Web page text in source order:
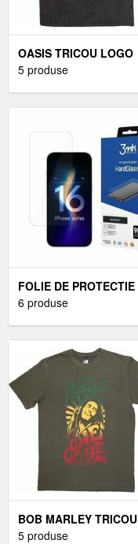
OASIS TRICOU LOGO
SPLAT STONE WASH
5 produse
FOLIE DE PROTECTIE
3MK HARDGLASS
6 produse
BOB MARLEY TRICOU
ONE LOVE GRADIENT
5 produse